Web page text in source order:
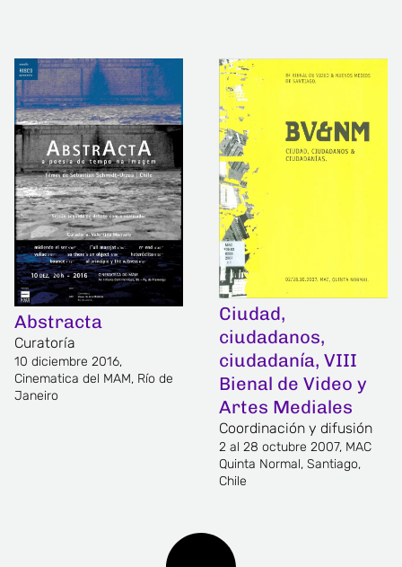
Abstracta
Curatoría
10 diciembre 2016,
Cinematica del MAM, Río de
Janeiro
Ciudad,
ciudadanos,
ciudadanía, VIII
Bienal de Video y
Artes Mediales
Coordinación y difusión
2 al 28 octubre 2007, MAC
Quinta Normal, Santiago,
Chile